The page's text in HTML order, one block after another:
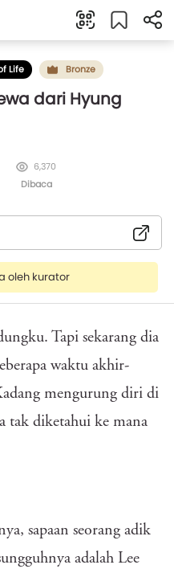
Life Bronze
dari Hyung
6,370
Dibaca
oleh kurator
Tapi sekarang dia
waktu akhir-
mengurung diri di
tak diketahui ke mana
sapaan seorang adik
adalah Lee